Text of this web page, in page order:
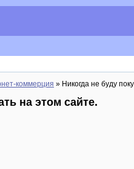
коммерция » Никогда не буду
на этом сайте.